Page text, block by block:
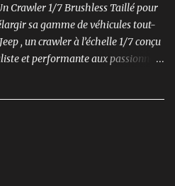
Crawler 1/7 Brushless Taillé pour
sa gamme de véhicules tout-
, un crawler à l’échelle 1/7 conçu
et performante aux passionnés